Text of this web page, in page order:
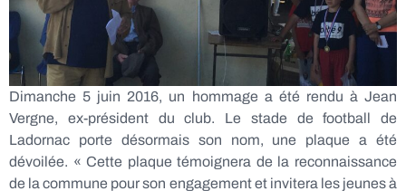
Dimanche 5 juin 2016, un hommage a été rendu à Jean
Vergne, ex-président du club. Le stade de football de
Ladornac porte désormais son nom, une plaque a été
dévoilée. « Cette plaque témoignera de la reconnaissance
de la commune pour son engagement et invitera les jeunes à